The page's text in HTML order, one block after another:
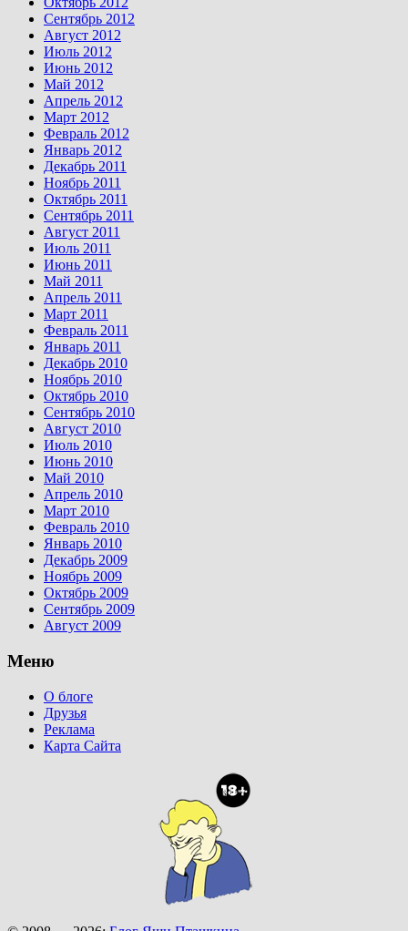
Сентябрь 2012
Август 2012
Июль 2012
Июнь 2012
Май 2012
Апрель 2012
Март 2012
Февраль 2012
Январь 2012
Декабрь 2011
Ноябрь 2011
Октябрь 2011
Сентябрь 2011
Август 2011
Июль 2011
Июнь 2011
Май 2011
Апрель 2011
Март 2011
Февраль 2011
Январь 2011
Декабрь 2010
Ноябрь 2010
Октябрь 2010
Сентябрь 2010
Август 2010
Июль 2010
Июнь 2010
Май 2010
Апрель 2010
Март 2010
Февраль 2010
Январь 2010
Декабрь 2009
Ноябрь 2009
Октябрь 2009
Сентябрь 2009
Август 2009
Меню
О блоге
Друзья
Реклама
Карта Сайта